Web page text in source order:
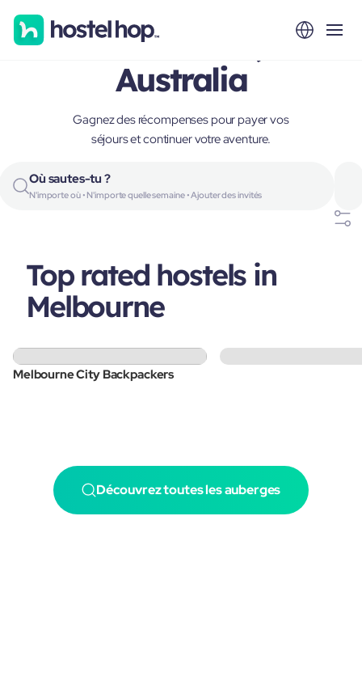
Melbourne,
Australia
Gagnez des récompenses pour payer vos
séjours et continuer votre aventure.
Où sautes-tu ?
N'importe où • N'importe quelle semaine • Ajouter des invités
Top rated hostels in
Melbourne
Melbourne City Backpackers
Découvrez toutes les auberges